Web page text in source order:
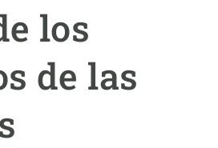
los
de las